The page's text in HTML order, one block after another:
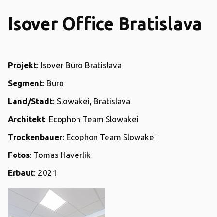
Isover Office Bratislava
Projekt: Isover Büro Bratislava
Segment: Büro
Land/Stadt: Slowakei, Bratislava
Architekt: Ecophon Team Slowakei
Trockenbauer: Ecophon Team Slowakei
Fotos: Tomas Haverlik
Erbaut: 2021